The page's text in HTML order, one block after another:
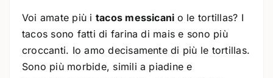
Voi amate più i tacos messicani o le tortillas? I
tacos sono fatti di farina di mais e sono più
croccanti. Io amo decisamente di più le tortillas.
Sono più morbide, simili a piadine e